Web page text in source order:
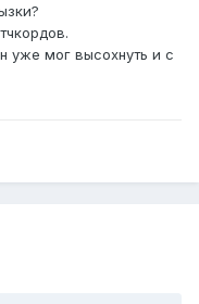
уже мог высохнуть и с